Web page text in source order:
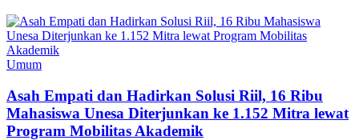
Umum
Asah Empati dan Hadirkan Solusi Riil, 16 Ribu
Mahasiswa Unesa Diterjunkan ke 1.152 Mitra lewat
Program Mobilitas Akademik